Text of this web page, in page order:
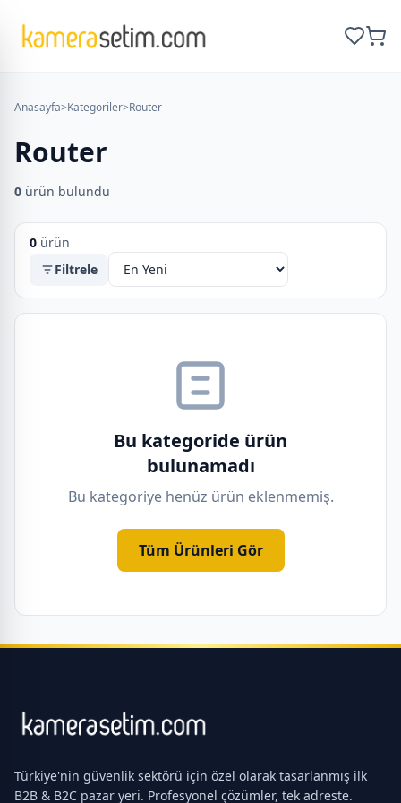
Anasayfa>Kategoriler>Router
Router
0 ürün bulundu
0 ürün
Filtrele
Bu kategoride ürün
bulunamadı
Bu kategoriye henüz ürün eklenmemiş.
Tüm Ürünleri Gör
Türkiye'nin güvenlik sektörü için özel olarak tasarlanmış ilk
B2B & B2C pazar yeri. Profesyonel çözümler, tek adreste.